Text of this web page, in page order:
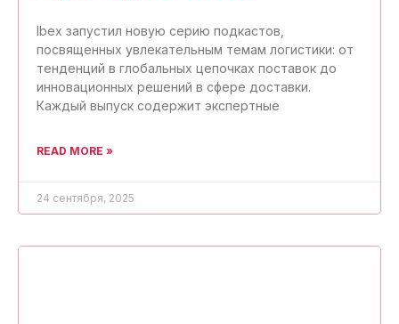
Ibex запустил новую серию подкастов,
посвященных увлекательным темам логистики: от
тенденций в глобальных цепочках поставок до
инновационных решений в сфере доставки.
Каждый выпуск содержит экспертные
READ MORE »
24 сентября, 2025